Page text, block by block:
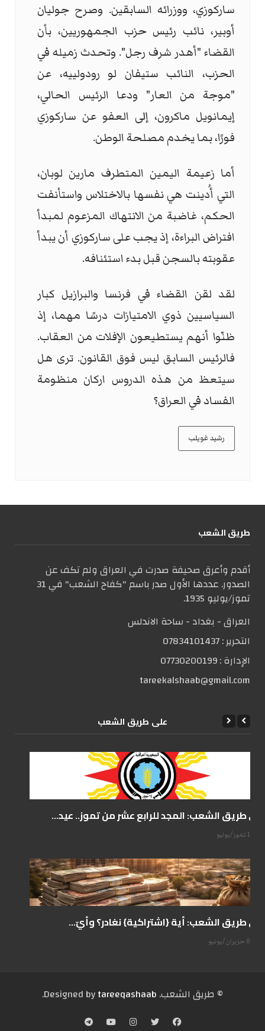
ساركوزي، ووزرائه السابقين. وصرح جوليان
أوبير، نائب رئيس حزب الجمهوريين، بأن
القضاء "أهدر شرف رجل". وتحدث زميله في
الحزب، النائب ستيفان لو رودولييه، عن
"موجة من العار" ودعا الرئيس الحالي،
إيمانويل ماكرون، إلى العفو عن ساركوزي
فورًا، بما يخدم مصلحة الوطن.
أما زعيمة اليمين المتطرف مارين لوبان،
التي أُدينت هي نفسها بالاختلاس واستأنفت
الحكم، غاضبة من الانتهاك المزعوم لمبدأ
افتراض البراءة، إذ يجب على ساركوزي أن يبدأ
عقوبته بالسجن قبل بدء استئنافه.
لقد لقن القضاء في فرنسا والبرازيل كبار
السياسيين ذوي الامتيازات درسًا مهما، إذ
ظنّوا أنهم يستطيعون الإفلات من العقاب.
فالرئيس السابق ليس فوق القانون. ترى هل
سيتعظ من هذه الدروس اركان منظومة
الفساد في العراق؟
رشيد غويلب
طریق الشعب
أقدم وأعرق صحيفة صدرت في العراق ولم تكف عن
الصدور. عددها الأول صدر باسم "كفاح الشعب" في 31
تموز/يوليو 1935.
العراق - بغداد - ساحة الاندلس
التحریر :07834101437
الإدارة :07730200199
tareekalshaab@gmail.com
علی طریق الشعب
على طريق الشعب: المجد للرابع عشر من تموز.. عيد...
14 تموز/يوليو
على طريق الشعب: أية {اشتراكية} نغادر؟ وأيّ...
07 حزيران/يونيو
© طریق الشعب. Designed by tareeqashaab
.